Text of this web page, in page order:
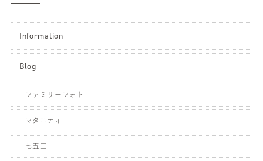
Information
Blog
ファミリーフォト
マタニティ
七五三